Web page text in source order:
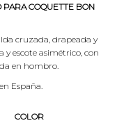
PARA COQUETTE BON
cruzada, drapeada y
y escote asimétrico, con
en hombro.
España.
COLOR